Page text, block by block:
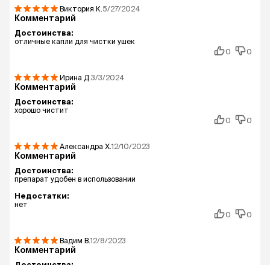
Виктория К. 5/27/2024
Комментарий
Достоинства:
отличные капли для чистки ушек
0
0
Ирина Д. 3/3/2024
Комментарий
Достоинства:
хорошо чистит
0
0
Александра Х.12/10/2023
Комментарий
Достоинства:
препарат удобен в использовании
Недостатки:
нет
0
0
Вадим В.12/8/2023
Комментарий